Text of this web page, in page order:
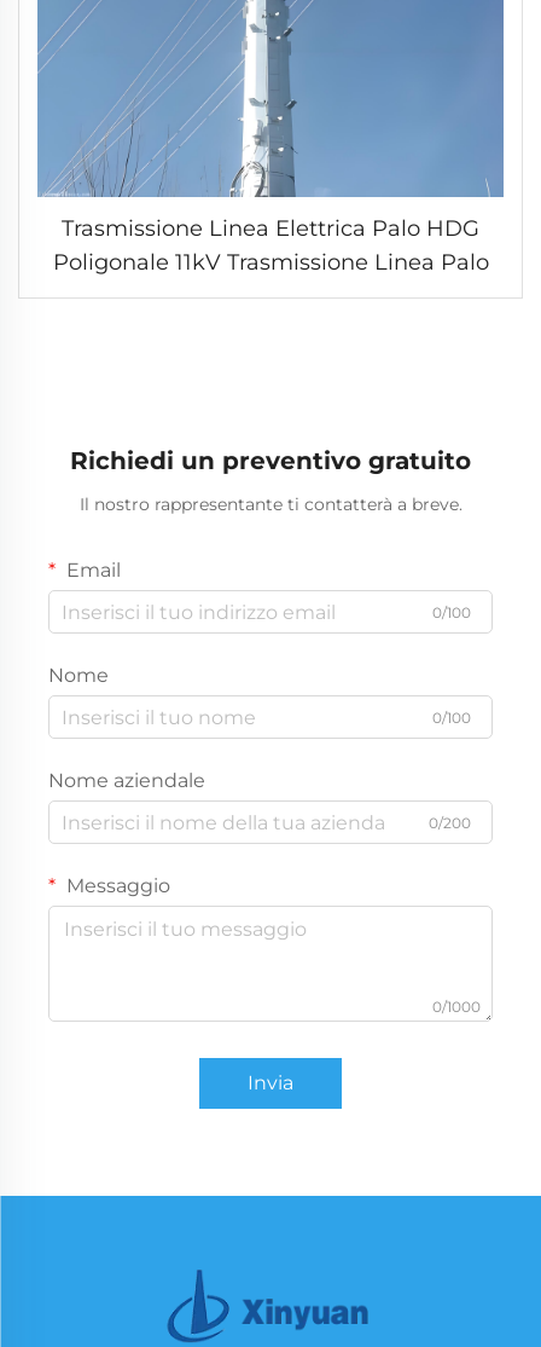
Trasmissione Linea Elettrica Palo HDG
Poligonale 11kV Trasmissione Linea Palo
Richiedi un preventivo gratuito
Il nostro rappresentante ti contatterà a breve.
Email
0/100
Nome
0/100
Nome aziendale
0/200
Messaggio
0/1000
Invia